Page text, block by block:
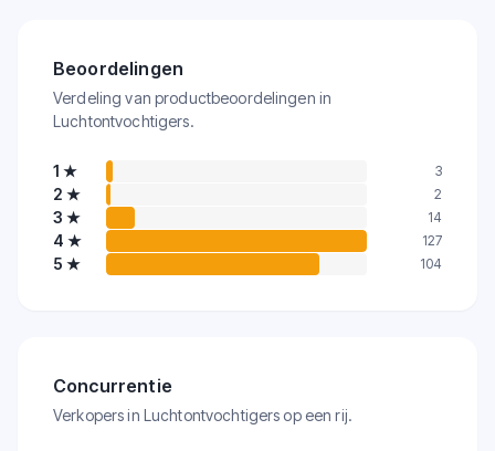
Beoordelingen
Verdeling van productbeoordelingen in
Luchtontvochtigers.
1 ★ 3
2 ★ 2
3 ★ 14
4 ★ 127
5 ★ 104
Concurrentie
Verkopers in Luchtontvochtigers op een rij.